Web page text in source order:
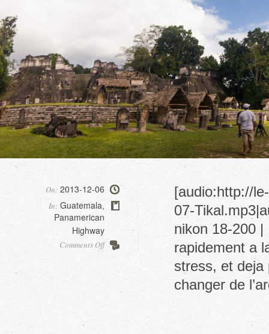
On: 2013-12-06
In: Guatemala
Panamerican
Highway
Comments Offon
Tikal
[audio:http://
07-
nikon 18-200
rapidement a
stress, et deja
changer de